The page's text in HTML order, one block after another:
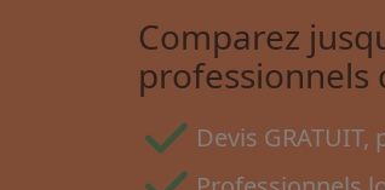
Comparez
professionnels
Devis